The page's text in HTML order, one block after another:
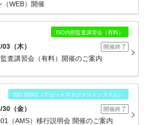
（WEB）開催
ISO内部監査講習会（有料）
（木） 開催終了
査講習会（有料）開催のご案内
ISO 55001（アセットマネジメントシステム）
（金） 開催終了
（AMS）移行説明会 開催のご案内